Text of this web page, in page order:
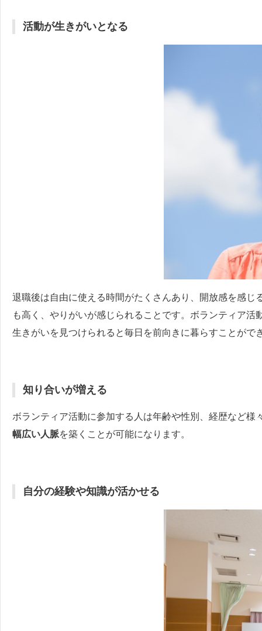
活動が生きがいとなる
退職後は自由に使える時間がたくさんあり、開放感を感
も高く、やりがいが感じられることです。ボランティア
生きがいを見つけられると毎日を前向きに暮らすことがで
知り合いが増える
ボランティア活動に参加する人は年齢や性別、経歴など
幅広い人脈を築くことが可能になります。
自分の経験や知識が活かせる